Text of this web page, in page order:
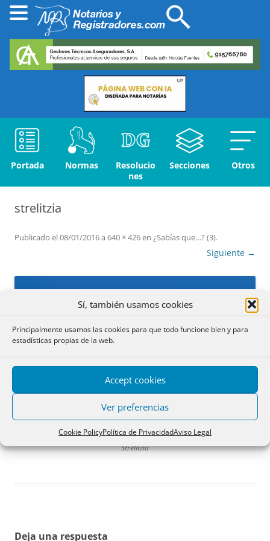
Sí, también usamos cookies
Principalmente usamos las cookies para que todo funcione bien y para
estadísticas propias de la web.
Accept cookies
Ver preferencias
Cookie PolicyPolítica de PrivacidadAviso Legal
Portada Normas
Resolucio
nes
Secciones Otros
strelitzia
Publicado el08/01/2016a 640 × 426en ¿Sabías que…? (3).
Siguiente →
Strelitzia
Deja una respuesta